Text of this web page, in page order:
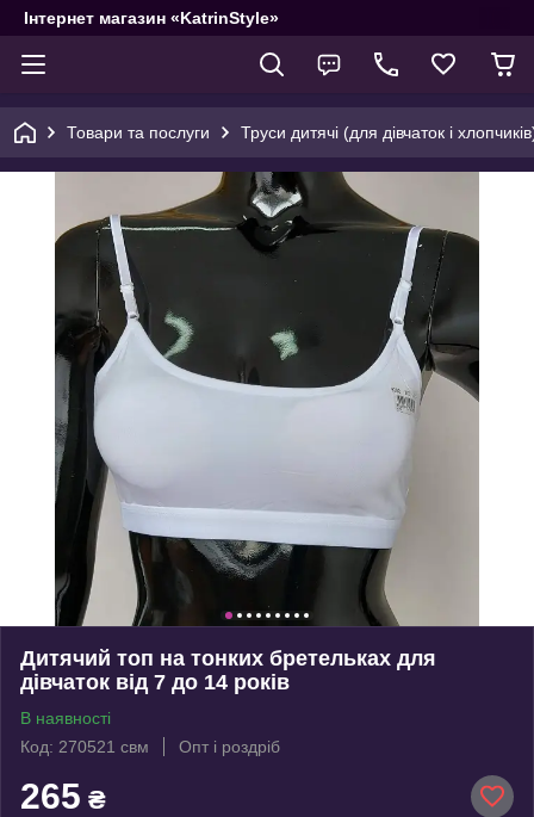
Інтернет магазин «KatrinStyle»
Товари та послуги Труси дитячі (для дівчаток і
Дитячий топ на тонких бретельках для
дівчаток від 7 до 14 років
В наявності
Код: 270521 свм
Опт і роздріб
265 ₴